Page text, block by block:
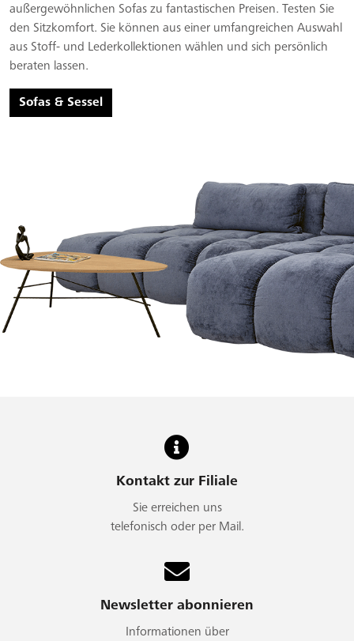
außergewöhnlichen Sofas zu fantastischen Preisen. Testen Sie
den Sitzkomfort. Sie können aus einer umfangreichen Auswahl
aus Stoff- und Lederkollektionen wählen und sich persönlich
beraten lassen.
Sofas & Sessel
Kontakt zur Filiale
Sie erreichen uns
telefonisch oder per Mail.
Newsletter abonnieren
Informationen über